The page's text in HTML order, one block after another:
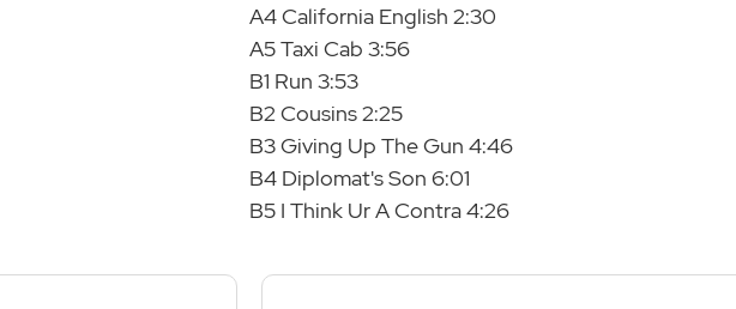
A4 California English 2:30
A5 Taxi Cab 3:56
B1 Run 3:53
B2 Cousins 2:25
B3 Giving Up The Gun 4:46
B4 Diplomat's Son 6:01
B5 I Think Ur A Contra 4:26